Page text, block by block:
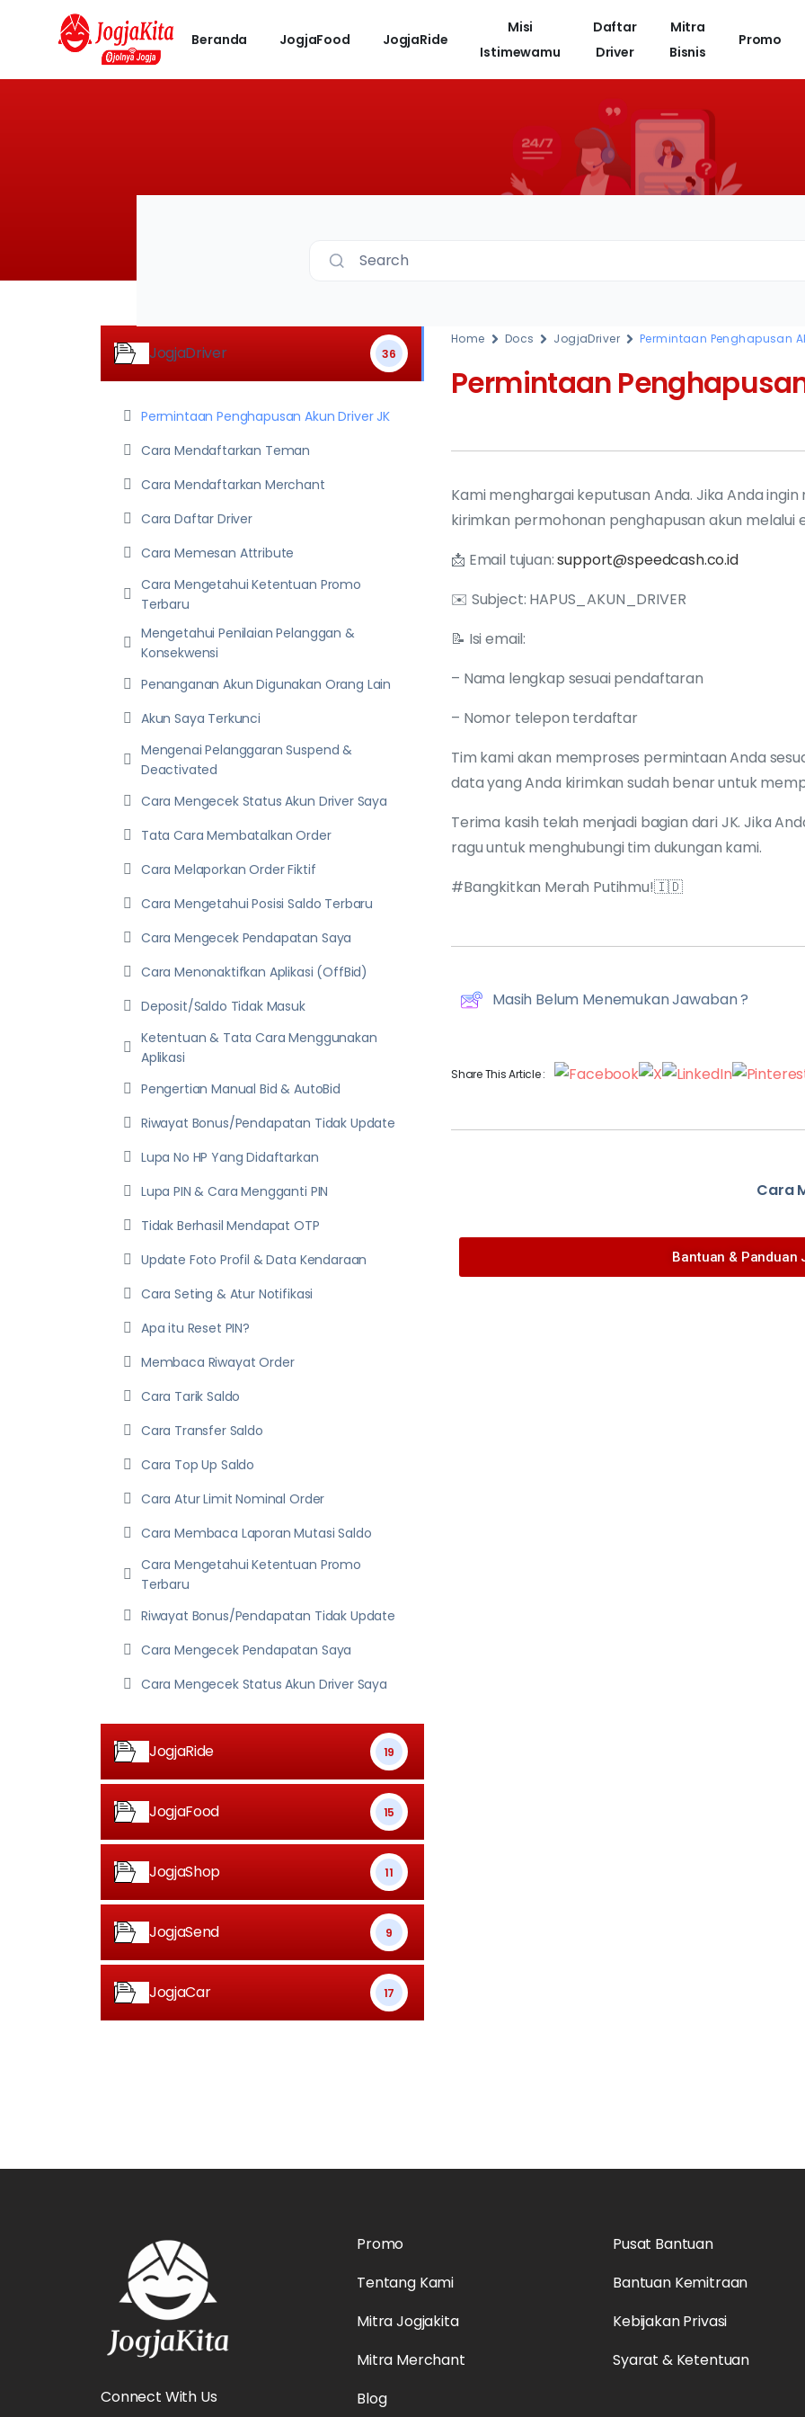
Beranda JogjaFood JogjaRide
Misi
Istimewamu
Daftar
Driver
Mitra
Bisnis
Promo
Search
JogjaDriver 36
Permintaan Penghapusan Akun Driver JK
Cara Mendaftarkan Teman
Cara Mendaftarkan Merchant
Cara Daftar Driver
Cara Memesan Attribute
Cara Mengetahui Ketentuan Promo
Terbaru
Mengetahui Penilaian Pelanggan &
Konsekwensi
Penanganan Akun Digunakan Orang Lain
Akun Saya Terkunci
Mengenai Pelanggaran Suspend &
Deactivated
Cara Mengecek Status Akun Driver Saya
Tata Cara Membatalkan Order
Cara Melaporkan Order Fiktif
Cara Mengetahui Posisi Saldo Terbaru
Cara Mengecek Pendapatan Saya
Cara Menonaktifkan Aplikasi (OffBid)
Deposit/Saldo Tidak Masuk
Ketentuan & Tata Cara Menggunakan
Aplikasi
Pengertian Manual Bid & AutoBid
Riwayat Bonus/Pendapatan Tidak Update
Lupa No HP Yang Didaftarkan
Lupa PIN & Cara Mengganti PIN
Tidak Berhasil Mendapat OTP
Update Foto Profil & Data Kendaraan
Cara Seting & Atur Notifikasi
Apa itu Reset PIN?
Membaca Riwayat Order
Cara Tarik Saldo
Cara Transfer Saldo
Cara Top Up Saldo
Cara Atur Limit Nominal Order
Cara Membaca Laporan Mutasi Saldo
Cara Mengetahui Ketentuan Promo
Terbaru
Riwayat Bonus/Pendapatan Tidak Update
Cara Mengecek Pendapatan Saya
Cara Mengecek Status Akun Driver Saya
JogjaRide 19
JogjaFood 15
JogjaShop 11
JogjaSend 9
JogjaCar 17
Home Docs JogjaDriver Permintaan Penghapusan
Permintaan
Kami menghargai keputusan Anda. Jika Anda
kirimkan permohonan penghapusan akun melalui
📩 Email tujuan:support@speedcash.co.id
✉️ Subject: HAPUS_AKUN_DRIVER
📝 Isi email:
– Nama lengkap sesuai pendaftaran
– Nomor telepon terdaftar
Tim kami akan memproses permintaan Anda
data yang Anda kirimkan sudah benar untuk
Terima kasih telah menjadi bagian dari JK. Jika
ragu untuk menghubungi tim dukungan kami.
#Bangkitkan Merah Putihmu!🇮🇩
Masih Belum Menemukan Jawaban ?
Share This Article :
Cara
Bantuan & Panduan
Connect With Us
Promo
Tentang Kami
Mitra Jogjakita
Mitra Merchant
Blog
Pusat Bantuan
Bantuan Kemitraan
Kebijakan Privasi
Syarat & Ketentuan